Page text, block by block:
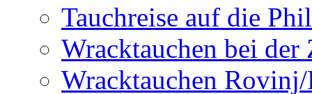
Tauchreise auf die
Wracktauchen bei der
Wracktauchen